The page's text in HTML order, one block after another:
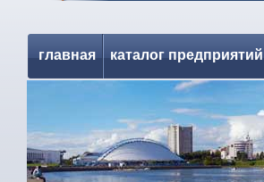
главная каталог предприятий